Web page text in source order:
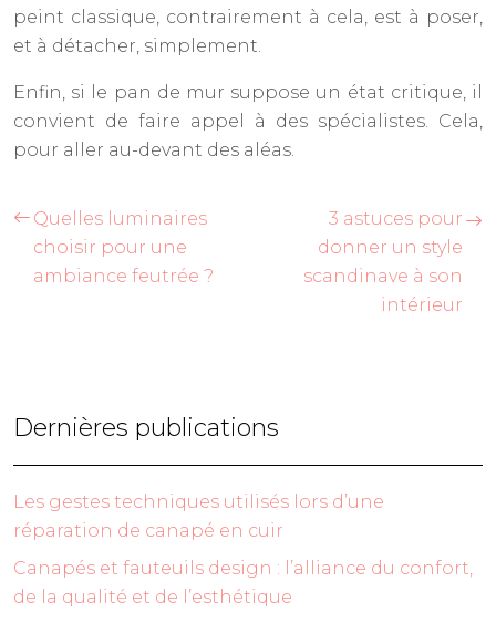
peint classique, contrairement à cela, est à poser,
et à détacher, simplement.
Enfin, si le pan de mur suppose un état critique, il
convient de faire appel à des spécialistes. Cela,
pour aller au-devant des aléas.
Quelles luminaires
choisir pour une
ambiance feutrée ?
3 astuces pour
donner un style
scandinave à son
intérieur
Dernières publications
Les gestes techniques utilisés lors d’une
réparation de canapé en cuir
Canapés et fauteuils design : l’alliance du confort,
de la qualité et de l’esthétique